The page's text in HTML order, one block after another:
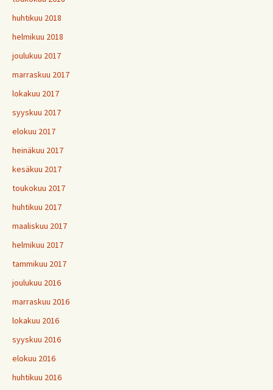
huhtikuu 2018
helmikuu 2018
joulukuu 2017
marraskuu 2017
lokakuu 2017
syyskuu 2017
elokuu 2017
heinäkuu 2017
kesäkuu 2017
toukokuu 2017
huhtikuu 2017
maaliskuu 2017
helmikuu 2017
tammikuu 2017
joulukuu 2016
marraskuu 2016
lokakuu 2016
syyskuu 2016
elokuu 2016
huhtikuu 2016